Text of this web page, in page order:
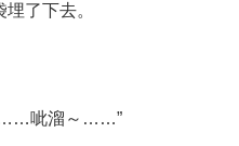
了下去。
呲溜～……”